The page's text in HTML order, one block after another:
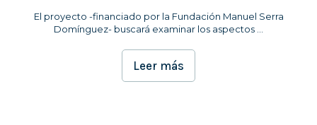
El proyecto -financiado por la Fundación Manuel Serra
Domínguez- buscará examinar los aspectos ...
Leer más